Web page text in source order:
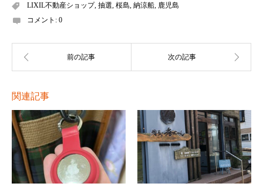
LIXIL不動産ショップ, 抽選, 桜島, 納涼船, 鹿児島
コメント: 0
関連記事